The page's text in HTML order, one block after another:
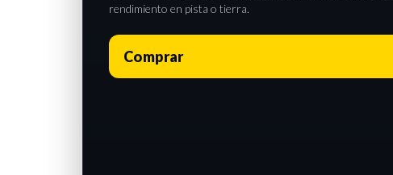
rendimiento en pista o tierra.
Comprar